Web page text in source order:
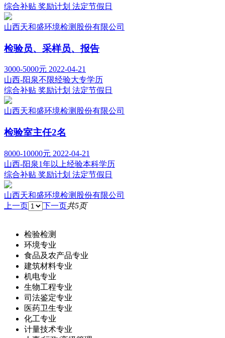
综合补贴 奖励计划 法定节假日
山西天和盛环境检测股份有限公司
检验员、采样员、报告
3000-5000元 2022-04-21
山西-阳泉不限经验大专学历
综合补贴 奖励计划 法定节假日
山西天和盛环境检测股份有限公司
检验室主任2名
8000-10000元 2022-04-21
山西-阳泉1年以上经验本科学历
综合补贴 奖励计划 法定节假日
山西天和盛环境检测股份有限公司
上一页
下一页共5页
检验检测
环境专业
食品及农产品专业
建筑材料专业
机电专业
生物工程专业
司法鉴定专业
医药卫生专业
化工专业
计量技术专业